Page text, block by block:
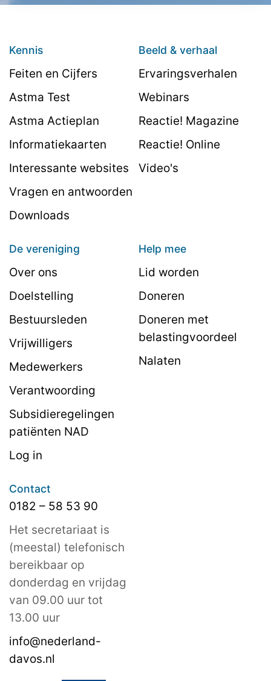
Kennis
Feiten en Cijfers
Astma Test
Astma Actieplan
Informatiekaarten
Interessante websites
Vragen en antwoorden
Downloads
Beeld & verhaal
Ervaringsverhalen
Webinars
Reactie! Magazine
Reactie! Online
Video's
De vereniging
Over ons
Doelstelling
Bestuursleden
Vrijwilligers
Medewerkers
Verantwoording
Subsidieregelingen
patiënten NAD
Log in
Help mee
Lid worden
Doneren
Doneren met
belastingvoordeel
Nalaten
Contact
0182 – 58 53 90
Het secretariaat is
(meestal) telefonisch
bereikbaar op
donderdag en vrijdag
van 09.00 uur tot
13.00 uur
info@nederland-
davos.nl